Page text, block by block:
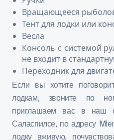
Вращающееся
Тент для лодки или
Весла
Консоль с системой
не входит в
Переходник для
Если вы хотите
лодкам, звоните по
приглашаем вас в наш
Саласпилсе, по адресу
лодку вживую,